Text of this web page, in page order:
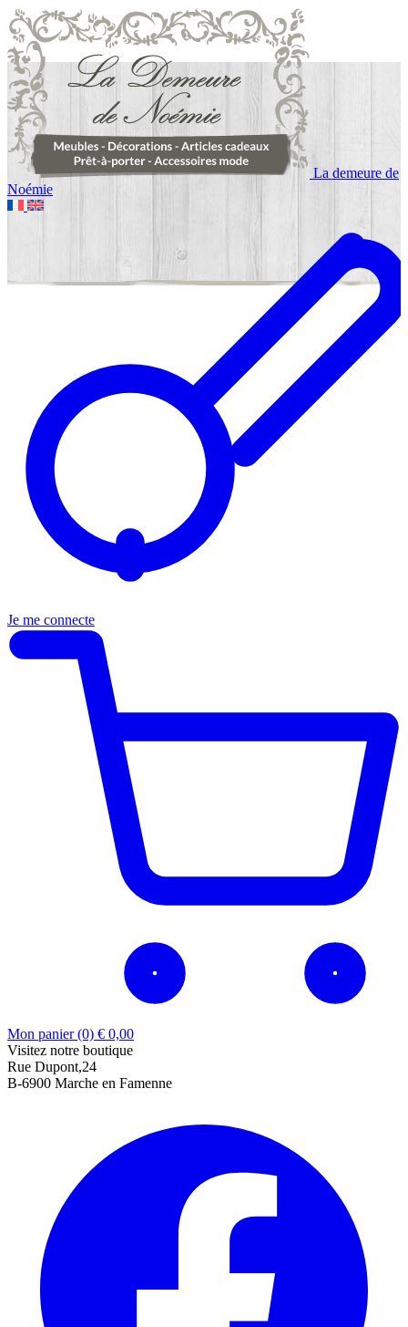
La demeure de
Noémie
Je me connecte
Mon panier (0) € 0,00
Visitez notre boutique
Rue Dupont,24
B-6900 Marche en Famenne